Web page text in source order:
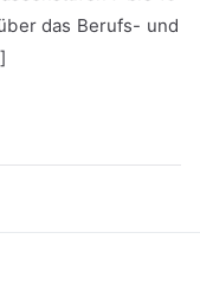
das Berufs- und